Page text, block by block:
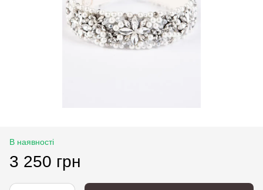
В наявності
3 250 грн